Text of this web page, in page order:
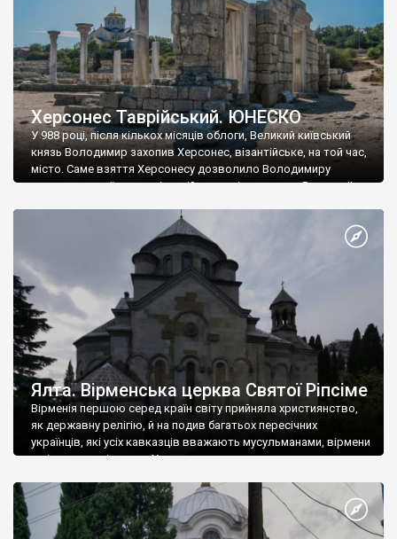
Херсонес Таврійський. ЮНЕСКО
У 988 році, після кількох місяців облоги, Великий київський
князь Володимир захопив Херсонес, візантійське, на той час,
місто. Саме взяття Херсонесу дозволило Володимиру
диктувати свої умови візантійському імператору Василю ІІ, та
Херсонесі Володимир-язичник, став Василем-християнином.
А потім було Хрещення Русі. На честь Херсонесу Таврійського
Ялта. Вірменська церква Святої Ріпсіме
Вірменія першою серед країн світу прийняла християнство,
як державну релігію, й на подив багатьох пересічних
українців, які усіх кавказців вважають мусульманами, вірмени
є відданими вірянами Христа